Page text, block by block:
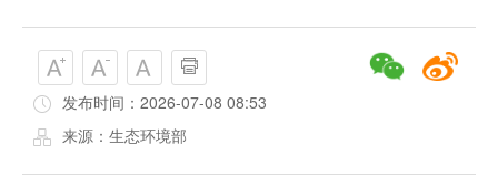
发布时间：2026-07-08 08:53
来源：生态环境部